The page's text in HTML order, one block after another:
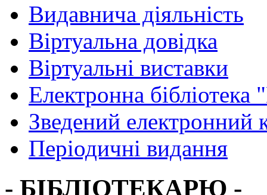
Видавнича діяльність
Віртуальна довідка
Віртуальні виставки
Електронна
Зведений електронний
Періодичні видання
- БІБЛІОТЕКАРЮ -